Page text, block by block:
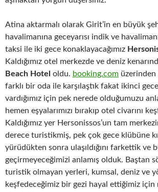
Atina aktarmalı olarak Girit’in en büyük
havalimanına geceyarısı indik ve
taksi ile iki gece konaklayacağımız
Kaldığımız otel merkezde ve deniz
Beach Hotel oldu. booking.com üzerinden
farklı bir oda ile karşılaştık fakat ikinci
vardığımız için pek nerede olduğumuzu
hemen eşyalarımızı bırakıp otel civarını
Kaldığımız yer Hersonissos’un tam
derece turistikmiş, pek çok gece klübüne
yürüdükten sonra ulaşıldığını farkettik ve
geçirmeyeceğimizi anlamış olduk. Baştan
turistik olmayan yerleri, kumsal, deniz ve
keşfedeceğimiz bir gezi hayal ettiğimiz için